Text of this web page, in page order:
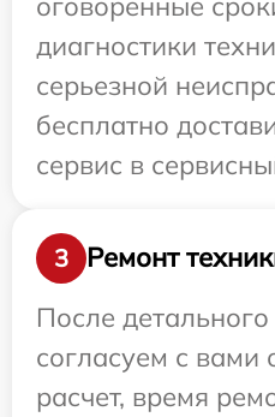
диагностики
серьезной
бесплатно
сервис в
3
Ремонт
После
согласуем с вами
расчет, время